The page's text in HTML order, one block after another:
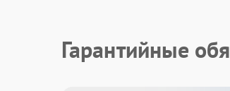
Гарантийные